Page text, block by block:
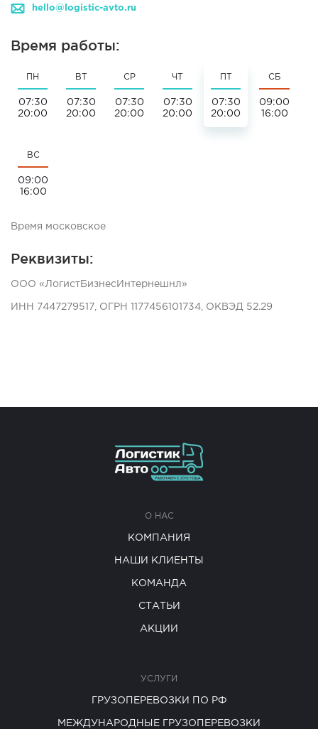
hello@logistic-avto.ru
Время работы:
ПН
07:30
20:00
ВТ
07:30
20:00
СР
07:30
20:00
ЧТ
07:30
20:00
07:30
20:00
СБ
09:00
16:00
ВС
09:00
16:00
Время московское
Реквизиты:
ООО «ЛогистБизнесИнтернешнл»
ИНН 7447279517, ОГРН 1177456101734, ОКВЭД 52.29
О НАС
КОМПАНИЯ
НАШИ КЛИЕНТЫ
КОМАНДА
СТАТЬИ
АКЦИИ
УСЛУГИ
ГРУЗОПЕРЕВОЗКИ ПО РФ
МЕЖДУНАРОДНЫЕ ГРУЗОПЕРЕВОЗКИ